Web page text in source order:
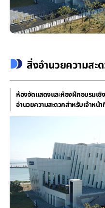
สิ่งอำนวยความสะ
ห้องจัดแสดงและห้องฝึกอบรมเชิ
อำนวยความสะดวกสำหรับเจ้าหน้